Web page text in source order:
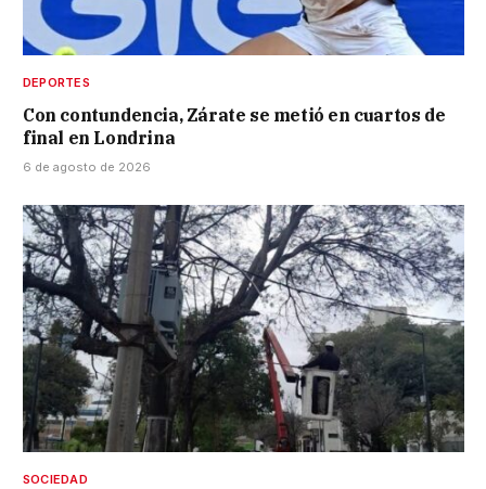
DEPORTES
Con contundencia, Zárate se metió en cuartos de
final en Londrina
6 de agosto de 2026
SOCIEDAD